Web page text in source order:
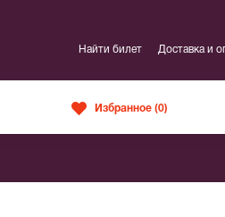
Найти билет Доставка и
Избранное (0)